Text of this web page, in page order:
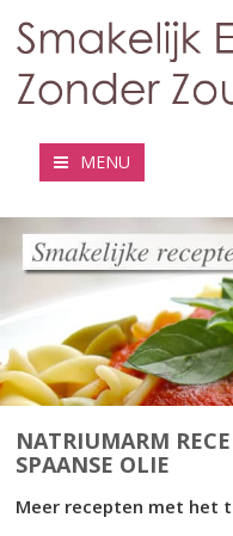
MENU
NATRIUMARM
SPAANSE OLIE
Meer recepten met het